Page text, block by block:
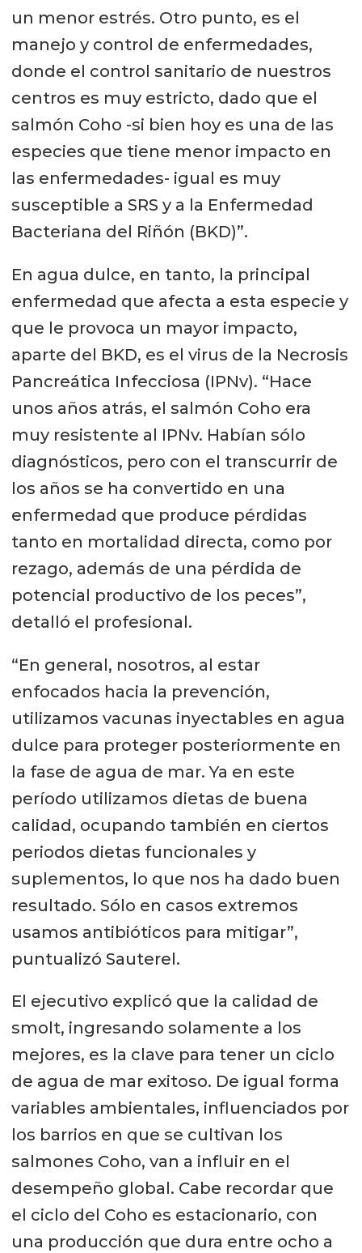
un menor estrés. Otro punto, es el
manejo y control de enfermedades,
donde el control sanitario de nuestros
centros es muy estricto, dado que el
salmón Coho -si bien hoy es una de las
especies que tiene menor impacto en
las enfermedades- igual es muy
susceptible a SRS y a la Enfermedad
Bacteriana del Riñón (BKD)”.
En agua dulce, en tanto, la principal
enfermedad que afecta a esta especie y
que le provoca un mayor impacto,
aparte del BKD, es el virus de la Necrosis
Pancreática Infecciosa (IPNv). “Hace
unos años atrás, el salmón Coho era
muy resistente al IPNv. Habían sólo
diagnósticos, pero con el transcurrir de
los años se ha convertido en una
enfermedad que produce pérdidas
tanto en mortalidad directa, como por
rezago, además de una pérdida de
potencial productivo de los peces”,
detalló el profesional.
“En general, nosotros, al estar
enfocados hacia la prevención,
utilizamos vacunas inyectables en agua
dulce para proteger posteriormente en
la fase de agua de mar. Ya en este
período utilizamos dietas de buena
calidad, ocupando también en ciertos
periodos dietas funcionales y
suplementos, lo que nos ha dado buen
resultado. Sólo en casos extremos
usamos antibióticos para mitigar”,
puntualizó Sauterel.
El ejecutivo explicó que la calidad de
smolt, ingresando solamente a los
mejores, es la clave para tener un ciclo
de agua de mar exitoso. De igual forma
variables ambientales, influenciados por
los barrios en que se cultivan los
salmones Coho, van a influir en el
desempeño global. Cabe recordar que
el ciclo del Coho es estacionario, con
una producción que dura entre ocho a